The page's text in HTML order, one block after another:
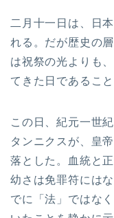
二月十一日は、日
れる。だが歴史の
は祝祭の光よりも
てきた日であるこ
この日、紀元一世
タンニクスが、皇
落とした。血統と
幼さは免罪符には
でに「法」ではな